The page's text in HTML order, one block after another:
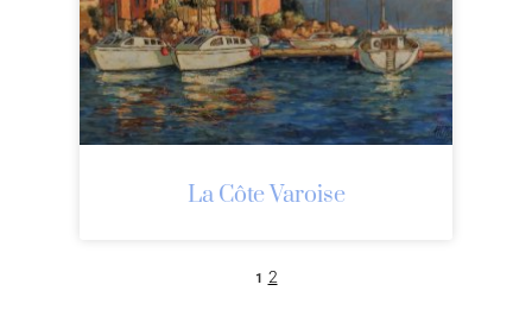
La Côte Varoise
1 2